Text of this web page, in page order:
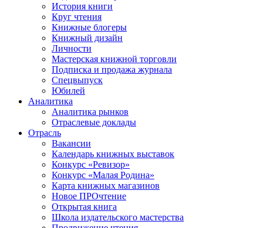
История книги
Круг чтения
Книжные блогеры
Книжный дизайн
Личности
Мастерская книжной торговли
Подписка и продажа журнала
Спецвыпуск
Юбилей
Аналитика
Аналитика рынков
Отраслевые доклады
Отрасль
Вакансии
Календарь книжных выставок
Конкурс «Ревизор»
Конкурс «Малая Родина»
Карта книжных магазинов
Новое ПРОчтение
Открытая книга
Школа издательского мастерства